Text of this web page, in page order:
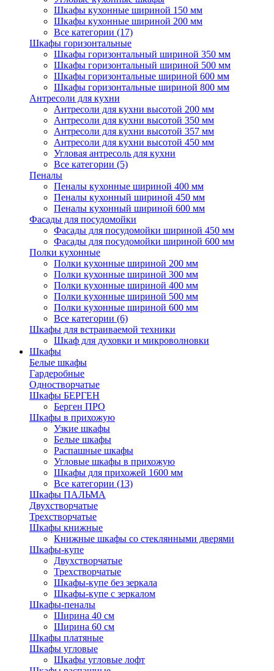
Шкафы кухонные шириной 150 мм
Шкафы кухонные шириной 200 мм
Все категории (17)
Шкафы горизонтальные
Шкафы горизонтальный шириной 350 мм
Шкафы горизонтальный шириной 500 мм
Шкафы горизонтальные шириной 600 мм
Шкафы горизонтальные шириной 800 мм
Антресоли для кухни
Антресоли для кухни высотой 200 мм
Антресоли для кухни высотой 350 мм
Антресоли для кухни высотой 357 мм
Антресоли для кухни высотой 450 мм
Угловая антресоль для кухни
Все категории (5)
Пеналы
Пеналы кухонные шириной 400 мм
Пеналы кухонный шириной 450 мм
Пеналы кухонный шириной 600 мм
Фасады для посудомойки
Фасады для посудомойки шириной 450 мм
Фасады для посудомойки шириной 600 мм
Полки кухонные
Полки кухонные шириной 200 мм
Полки кухонные шириной 300 мм
Полки кухонные шириной 400 мм
Полки кухонные шириной 500 мм
Полки кухонные шириной 600 мм
Все категории (6)
Шкафы для встраиваемой техники
Шкаф для духовки и микроволновки
Шкафы
Белые шкафы
Гардеробные
Одностворчатые
Шкафы БЕРГЕН
Берген ПРО
Шкафы в прихожую
Узкие шкафы
Белые шкафы
Распашные шкафы
Угловые шкафы в прихожую
Шкафы для прихожей 1600 мм
Все категории (13)
Шкафы ПАЛЬМА
Двухстворчатые
Трехстворчатые
Шкафы книжные
Книжные шкафы со стеклянными дверями
Шкафы-купе
Двухстворчатые
Трехстворчатые
Шкафы-купе без зеркала
Шкафы-купе с зеркалом
Шкафы-пеналы
Ширина 40 см
Ширина 60 см
Шкафы платяные
Шкафы угловые
Шкафы угловые лофт